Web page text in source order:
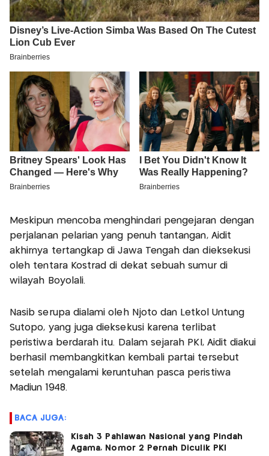
Meskipun mencoba menghindari pengejaran dengan
perjalanan pelarian yang penuh tantangan, Aidit
akhirnya tertangkap di Jawa Tengah dan dieksekusi
oleh tentara Kostrad di dekat sebuah sumur di
wilayah Boyolali.
Nasib serupa dialami oleh Njoto dan Letkol Untung
Sutopo, yang juga dieksekusi karena terlibat
peristiwa berdarah itu. Dalam sejarah PKI, Aidit diakui
berhasil membangkitkan kembali partai tersebut
setelah mengalami keruntuhan pasca peristiwa
Madiun 1948.
BACA JUGA:
Kisah 3 Pahlawan Nasional yang Pindah
Agama, Nomor 2 Pernah Diculik PKI